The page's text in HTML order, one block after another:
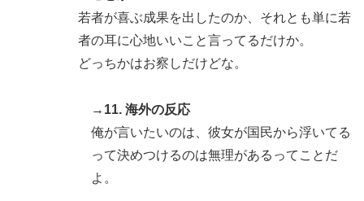
若者が喜ぶ成果を出したのか、それとも単に若
者の耳に心地いいこと言ってるだけか。
どっちかはお察しだけどな。
→11. 海外の反応
俺が言いたいのは、彼女が国民から浮いてる
って決めつけるのは無理があるってことだ
よ。